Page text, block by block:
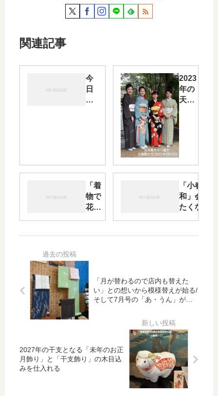
関連記事
今
日
は
マ
ー
ジ
ャ
ン
2023
年の
天徳
院で
行な
われ
「石
川県
の十
三詣
り」
「着
物で
花
もあ
最高
でし
た
「小春日
和」会い
たくなっ
「月が替わるので店内も替えた
い」との想いから模様替えが始る/
そして7月号の「あ・うん」が仕
2027年の干支となる「未年のお正
月飾り」と「干支飾り」の木目込
みを仕入れる